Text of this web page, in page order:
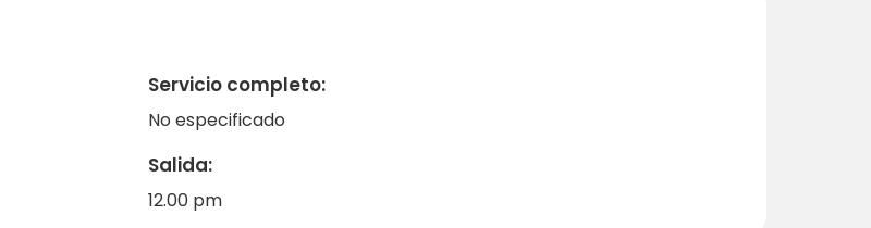
Servicio completo:
No especificado
Salida:
12.00 pm